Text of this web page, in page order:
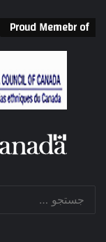
Proud Memebr of